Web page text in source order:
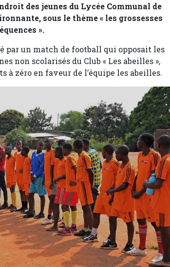
des jeunes du Lycée Communal de
sous le thème « les grossesses
».
par un match de football qui opposait les
non scolarisés du Club « Les abeilles »,
à zéro en faveur de l’équipe les abeilles.